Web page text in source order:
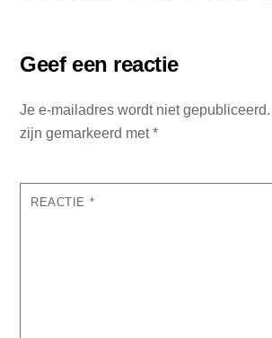
Geef een reactie
Je e-mailadres wordt niet gepubliceerd.
zijn gemarkeerd met*
REACTIE *